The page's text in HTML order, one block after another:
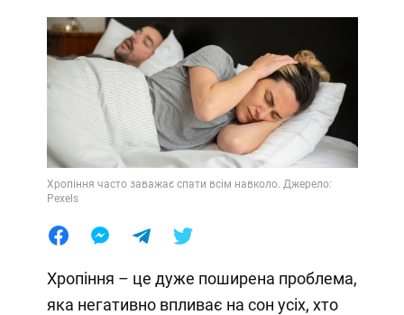
Хропіння часто заважає спати всім навколо. Джерело:
Pexels
Хропіння – це дуже поширена проблема,
яка негативно впливає на сон усіх, хто